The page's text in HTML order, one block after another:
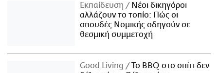
Εκπαίδευση
Νέοι δικηγόροι
αλλάζουν το τοπίο: Πώς οι
σπουδές Νομικής οδηγούν σε
θεσμική συμμετοχή
Good Living
Το BBQ στο σπίτι δεν